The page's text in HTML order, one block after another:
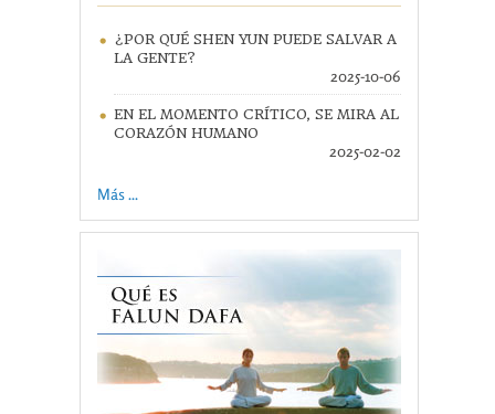
¿POR QUÉ SHEN YUN PUEDE SALVAR A
LA GENTE?
2025-10-06
EN EL MOMENTO CRÍTICO, SE MIRA AL
CORAZÓN HUMANO
2025-02-02
Más ...